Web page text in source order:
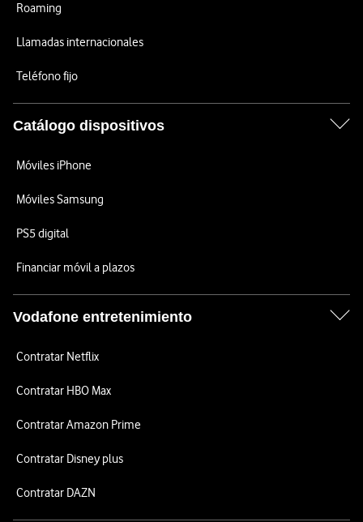
Roaming
Llamadas internacionales
Teléfono fijo
Catálogo dispositivos
Móviles iPhone
Móviles Samsung
PS5 digital
Financiar móvil a plazos
Vodafone entretenimiento
Contratar Netflix
Contratar HBO Max
Contratar Amazon Prime
Contratar Disney plus
Contratar DAZN